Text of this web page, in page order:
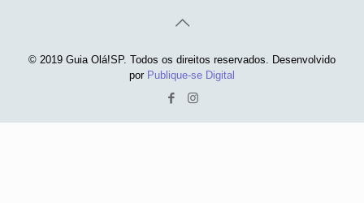
© 2019 Guia Olá!SP. Todos os direitos reservados. Desenvolvido
por Publique-se Digital